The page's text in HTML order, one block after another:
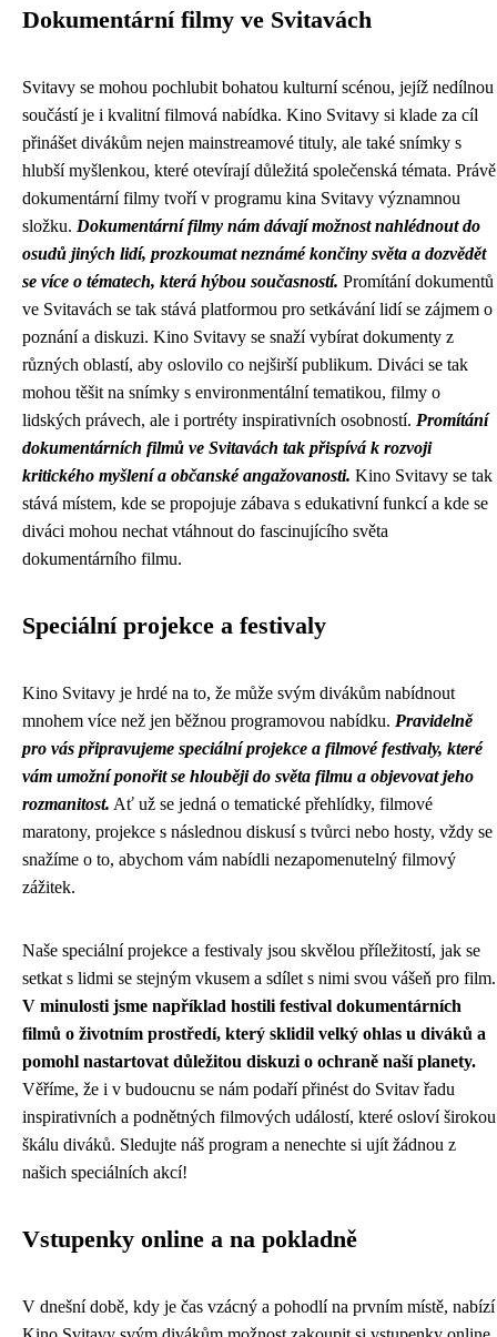
Dokumentární filmy ve Svitavách
Svitavy se mohou pochlubit bohatou kulturní scénou, jejíž nedílnou
součástí je i kvalitní filmová nabídka. Kino Svitavy si klade za cíl
přinášet divákům nejen mainstreamové tituly, ale také snímky s
hlubší myšlenkou, které otevírají důležitá společenská témata. Právě
dokumentární filmy tvoří v programu kina Svitavy významnou
složku. Dokumentární filmy nám dávají možnost nahlédnout do
osudů jiných lidí, prozkoumat neznámé končiny světa a dozvědět
se více o tématech, která hýbou současností. Promítání dokumentů
ve Svitavách se tak stává platformou pro setkávání lidí se zájmem o
poznání a diskuzi. Kino Svitavy se snaží vybírat dokumenty z
různých oblastí, aby oslovilo co nejširší publikum. Diváci se tak
mohou těšit na snímky s environmentální tematikou, filmy o
lidských právech, ale i portréty inspirativních osobností. Promítání
dokumentárních filmů ve Svitavách tak přispívá k rozvoji
kritického myšlení a občanské angažovanosti. Kino Svitavy se tak
stává místem, kde se propojuje zábava s edukativní funkcí a kde se
diváci mohou nechat vtáhnout do fascinujícího světa
dokumentárního filmu.
Speciální projekce a festivaly
Kino Svitavy je hrdé na to, že může svým divákům nabídnout
mnohem více než jen běžnou programovou nabídku. Pravidelně
pro vás připravujeme speciální projekce a filmové festivaly, které
vám umožní ponořit se hlouběji do světa filmu a objevovat jeho
rozmanitost. Ať už se jedná o tematické přehlídky, filmové
maratony, projekce s následnou diskusí s tvůrci nebo hosty, vždy se
snažíme o to, abychom vám nabídli nezapomenutelný filmový
zážitek.
Naše speciální projekce a festivaly jsou skvělou příležitostí, jak se
setkat s lidmi se stejným vkusem a sdílet s nimi svou vášeň pro film.
V minulosti jsme například hostili festival dokumentárních
filmů o životním prostředí, který sklidil velký ohlas u diváků a
pomohl nastartovat důležitou diskuzi o ochraně naší planety.
Věříme, že i v budoucnu se nám podaří přinést do Svitav řadu
inspirativních a podnětných filmových událostí, které osloví širokou
škálu diváků. Sledujte náš program a nenechte si ujít žádnou z
našich speciálních akcí!
Vstupenky online a na pokladně
V dnešní době, kdy je čas vzácný a pohodlí na prvním místě, nabízí